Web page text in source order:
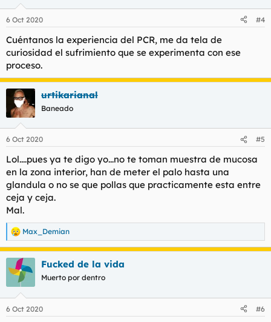
e
:
6 Oct 2020 #4
Cuéntanos la experiencia del PCR, me da tela de
curiosidad el sufrimiento que se experimenta con ese
proceso.
urtikarianal
Baneado
6 Oct 2020 #5
Lol....pues ya te digo yo...no te toman muestra de mucosa
en la zona interior, han de meter el palo hasta una
glandula o no se que pollas que practicamente esta entre
ceja y ceja.
Mal.
R
e
a
c
e
Max_Demian
Fucked de la vida
Muerto por dentro
6 Oct 2020 #6